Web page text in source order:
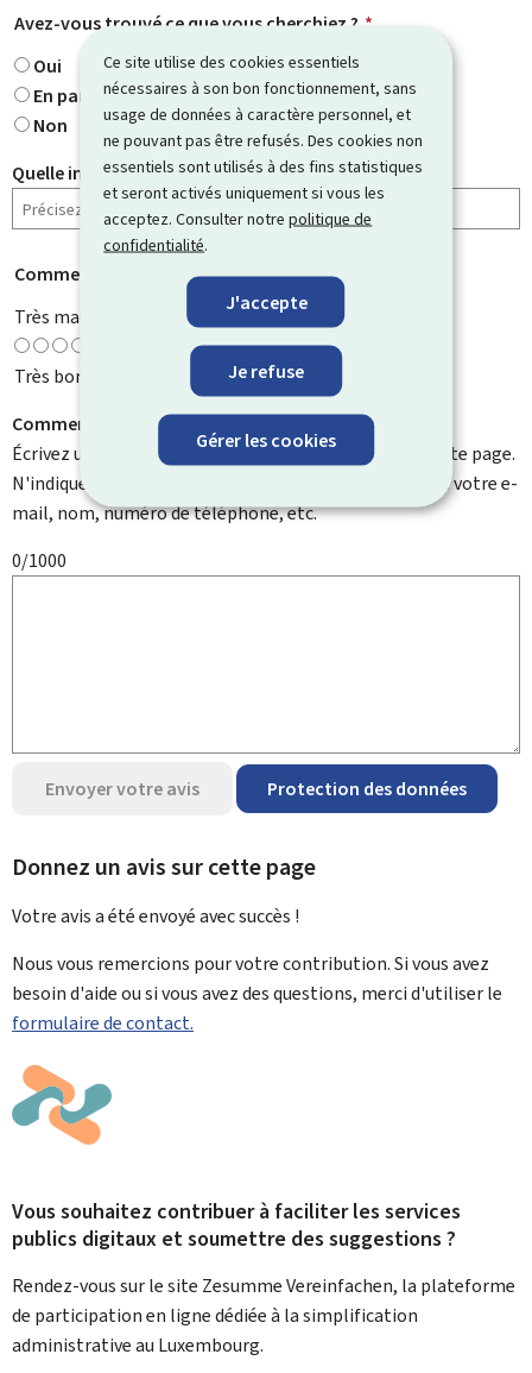
Ce site utilise des cookies essentiels
nécessaires à son bon fonctionnement, sans
usage de données à caractère personnel, et
ne pouvant pas être refusés. Des cookies non
essentiels sont utilisés à des fins statistiques
et seront activés uniquement si vous les
acceptez. Consulter notrepolitique de
confidentialité.
J'accepte
Je refuse
Gérer les cookies
Avez-vous trouvé ce que vous cherchiez ? *
Oui
En partie
Non
Quelle information cherchiez-vous ?
Comment évaluez-vous cette page ? *
Très mauvaise
Très bonne
Comment pouvons-nous l'améliorer ?
Écrivez un commentaire et aidez-nous à améliorer cette page.
N'indiquez pas d'informations personnelles telles que votre e-
mail, nom, numéro de téléphone, etc.
0/1000
Envoyer votre avis Protection des données
Donnez un avis sur cette page
Votre avis a été envoyé avecsuccès !
Nous vous remercions pour votre contribution. Si vous avez
besoin d'aide ou si vous avez des questions, merci d'utiliser le
formulaire de contact.
Vous souhaitez contribuer à faciliter les services
publics digitaux et soumettre des suggestions ?
Rendez-vous sur le site Zesumme Vereinfachen, la plateforme
de participation en ligne dédiée à la simplification
administrative au Luxembourg.